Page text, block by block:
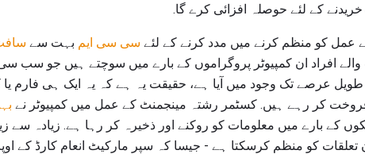
کے لئے حوصلہ افزائی کرے گا.
عمل کو منظم کرنے میں مدد کرنے کے لئے سی سی ایم بہت سے
افراد ان کمپیوٹر پروگراموں کے بارے میں سوچتے ہیں جو سب
طویل عرصے تک وجود میں آیا ہے، حقیقت یہ ہے کہ یہ ایک ہی فارم
کر رہے ہیں. کسٹمر رشتہ مینجمنٹ کے عمل میں کمپیوٹر نے
کے بارے میں معلومات کو روکنے اور ذخیرہ کر رہا ہے. زیادہ سے
تعلقات کو منظم کرسکتا ہے - جیسا کہ سپر مارکیٹ انعام کارڈ کے